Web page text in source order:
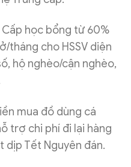
Cấp học bổng từ 60%
tháng cho HSSV diện
hộ nghèo/cận nghèo,
mua đồ dùng cá
trợ chi phí đi lại hàng
dịp Tết Nguyên đán.